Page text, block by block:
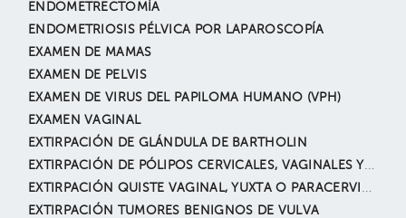
ENDOMETRECTOMÍA
ENDOMETRIOSIS PÉLVICA POR LAPAROSCOPÍA
EXAMEN DE MAMAS
EXAMEN DE PELVIS
EXAMEN DE VIRUS DEL PAPILOMA HUMANO (VPH)
EXAMEN VAGINAL
EXTIRPACIÓN DE GLÁNDULA DE BARTHOLIN
EXTIRPACIÓN DE PÓLIPOS CERVICALES, VAGINALES Y VULVARES
EXTIRPACIÓN QUISTE VAGINAL, YUXTA O PARACERVICAL
EXTIRPACIÓN TUMORES BENIGNOS DE VULVA